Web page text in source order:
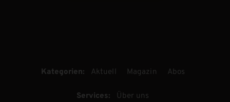
Kategorien: Aktuell Magazin Abos
Services: Über uns